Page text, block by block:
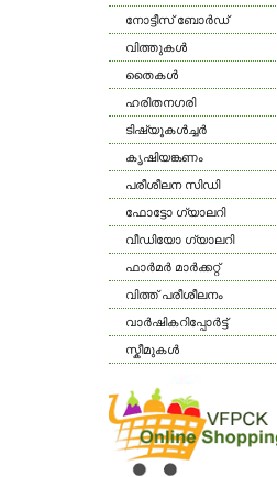
നോട്ടീസ് ബോര്‍ഡ്
വിത്തുകള്‍
തൈകള്‍
ഹരിതനഗരി
ടിഷ്യൂകള്‍ച്ചര്‍
കൃഷിയങ്കണം
പരീശീലന സിഡി
ഫോട്ടോ ഗ്യാലറി
വീഡിയോ ഗ്യാലറി
ഫാര്‍മര്‍ മാര്‍ക്കറ്റ്
വിത്ത് പരീശീലനം
വാര്‍ഷികറിപ്പോര്‍ട്ട്
സ്കീമുകള്‍